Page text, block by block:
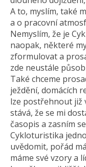
A to, myslím, také
a o pracovní
Nemyslím, že je
naopak, některé
zformulovat a
zde neustále
Také chceme
ježdění, domácích
lze postřehnout již
stává, že se mi
časopis a zasním
Cykloturistika
uvědomit, pořád
máme své vzory a